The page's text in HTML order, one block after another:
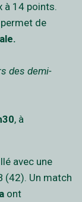
à 14 points.
de
des demi-
, à
avec une
(42). Un match
ont